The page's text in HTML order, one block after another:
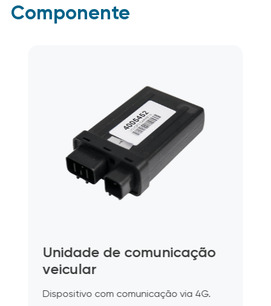
Componente
Unidade de comunicação
veicular
Dispositivo com comunicação via 4G.